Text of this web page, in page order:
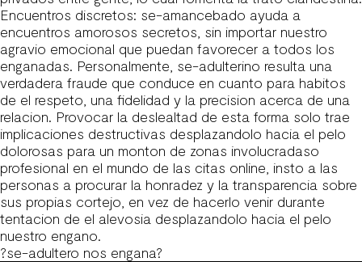
Encuentros discretos: se-amancebado ayuda a
encuentros amorosos secretos, sin importar nuestro
agravio emocional que puedan favorecer a todos los
enganadas. Personalmente, se-adulterino resulta una
verdadera fraude que conduce en cuanto para habitos
de el respeto, una fidelidad y la precision acerca de una
relacion. Provocar la deslealtad de esta forma solo trae
implicaciones destructivas desplazandolo hacia el pelo
dolorosas para un monton de zonas involucradaso
profesional en el mundo de las citas online, insto a las
personas a procurar la honradez y la transparencia sobre
sus propias cortejo, en vez de hacerlo venir durante
tentacion de el alevosia desplazandolo hacia el pelo
nuestro engano.
?se-adultero nos engana?